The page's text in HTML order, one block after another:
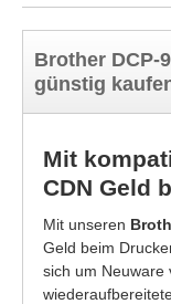
Brother DCP-
günstig
Mit
CDN Geld
Mit unseren
Geld beim
sich um Neuware